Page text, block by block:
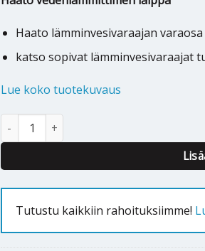
Haato lämminvesivaraajan varaosa
katso sopivat lämminvesivaraajat
Lue koko tuotekuvaus
Haato 2-HK lämminvesivaraajan laippa -
Tutustu kaikkiin rahoituksiimme!